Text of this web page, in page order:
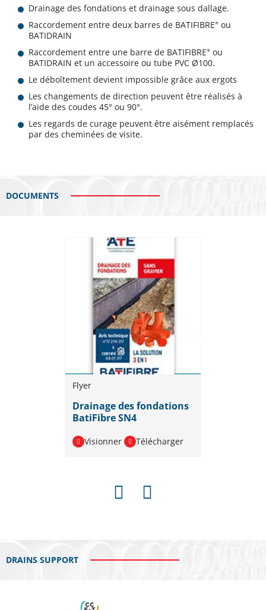
Drainage des fondations et drainage sous dallage.
Raccordement entre deux barres de BATIFIBRE® ou
BATIDRAIN
Raccordement entre une barre de BATIFIBRE® ou
BATIDRAIN et un accessoire ou tube PVC Ø100.
Le déboîtement devient impossible grâce aux ergots
Les changements de direction peuvent être réalisés à
l’aide des coudes 45° ou 90°.
Les regards de curage peuvent être aisément remplacés
par des cheminées de visite.
DOCUMENTS
Flyer
Drainage des fondations
BatiFibre SN4
Visionner Télécharger
PRÉCÉDENT
SUIVANT
DRAINS SUPPORT